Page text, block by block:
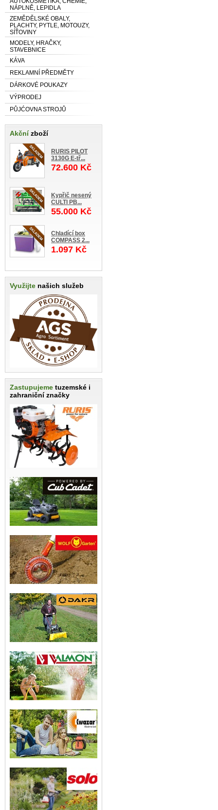
NÁPLNĚ, LEPIDLA
ZEMĚDĚLSKÉ OBALY,
PLACHTY, PYTLE, MOTOUZY,
SÍŤOVINY
MODELY, HRAČKY,
STAVEBNICE
KÁVA
REKLAMNÍ PŘEDMĚTY
DÁRKOVÉ POUKAZY
VÝPRODEJ
PŮJĆOVNA STROJŮ
Akčnízboží
RURIS PILOT
3130G E-tř...
72.600 Kč
Kypřič nesený
CULTI PB...
55.000 Kč
Chladící box
COMPASS 2...
1.097 Kč
Využijte našich služeb
Zastupujeme tuzemské i
zahraniční značky